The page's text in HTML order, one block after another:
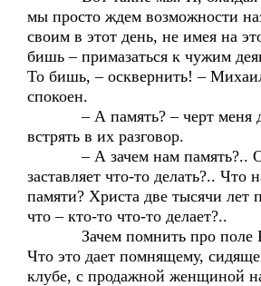
мы просто ждем возможности
своим в этот день, не имея на
бишь – примазаться к чужим
То бишь, – осквернить! –
спокоен.
– А память? – черт меня
встрять в их разговор.
– А зачем нам память?..
заставляет что-то делать?.. Что
памяти? Христа две тысячи
что – кто-то что-то делает?..
Зачем помнить про поле
Что это дает помнящему,
клубе, с продажной женщиной